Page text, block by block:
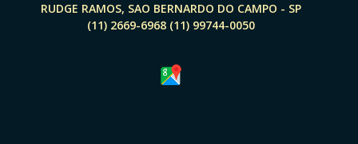
RUDGE RAMOS, SAO BERNARDO DO CAMPO - SP
(11) 2669-6968 (11) 99744-0050